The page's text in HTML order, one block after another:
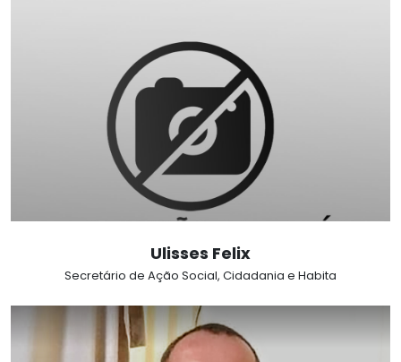
Ulisses Felix
Secretário de Ação Social, Cidadania e Habita